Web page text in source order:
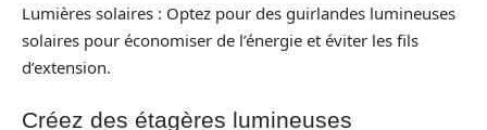
Lumières solaires : Optez pour des guirlandes lumineuses
solaires pour économiser de l’énergie et éviter les fils
d’extension.
Créez des étagères lumineuses